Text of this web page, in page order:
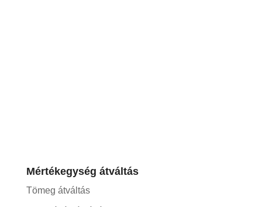
Mértékegység átváltás
Tömeg átváltás